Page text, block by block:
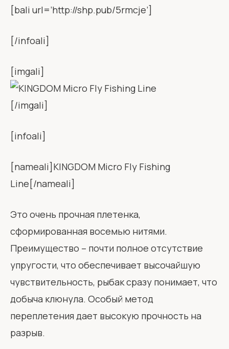
[bali url=’http://shp.pub/5rmcje’]
[/infoali]
[imgali]
[/imgali]
[infoali]
[nameali]KINGDOM Micro Fly Fishing
Line[/nameali]
Это очень прочная плетенка,
сформированная восемью нитями.
Преимущество – почти полное отсутствие
упругости, что обеспечивает высочайшую
чувствительность, рыбак сразу понимает, что
добыча клюнула. Особый метод
переплетения дает высокую прочность на
разрыв.